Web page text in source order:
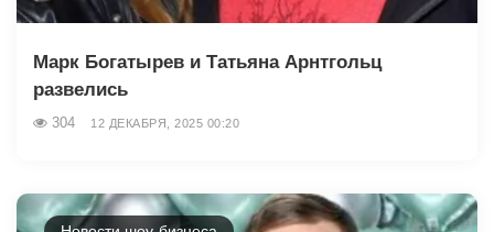
Марк Богатырев и Татьяна Арнтгольц
развелись
304 12 ДЕКАБРЯ, 2025 00:20